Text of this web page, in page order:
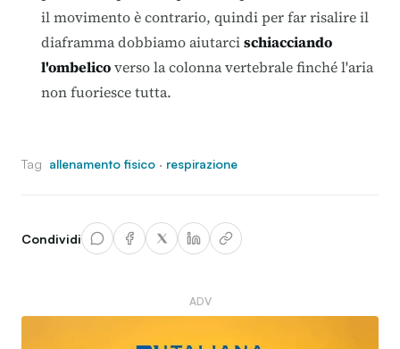
il movimento è contrario, quindi per far risalire il
diaframma dobbiamo aiutarcischiacciando
l'ombelicoverso la colonna vertebrale finché l'aria
non fuoriesce tutta.
Tag allenamento fisico · respirazione
Condividi
ADV